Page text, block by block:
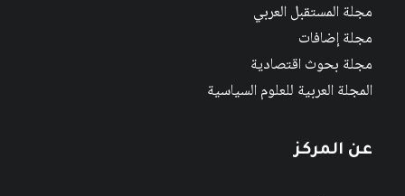
مجلة المستقبل العربي
مجلة إضافات
مجلة بحوث اقتصادية
المجلة العربية للعلوم السياسية
عن المركز